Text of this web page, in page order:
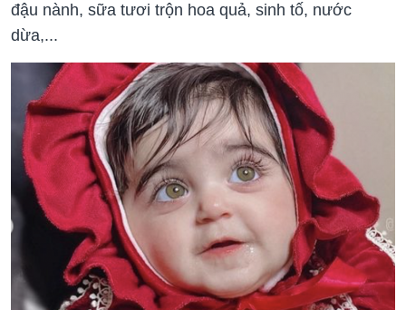
đậu nành, sữa tươi trộn hoa quả, sinh tố, nước
dừa,...